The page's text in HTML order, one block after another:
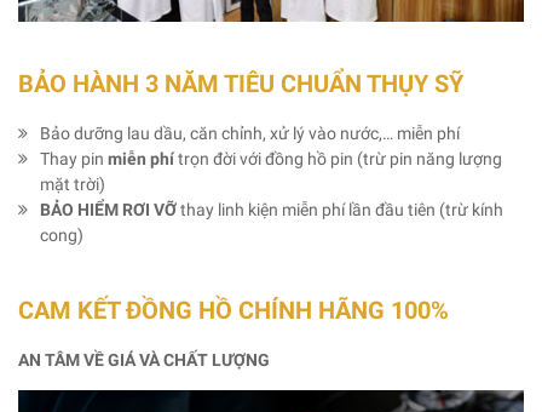
BẢO HÀNH 3 NĂM TIÊU CHUẨN THỤY SỸ
Bảo dưỡng lau dầu, căn chỉnh, xử lý vào nước,… miễn phí
Thay pin miễn phítrọn đời với đồng hồ pin (trừ pin năng lượng
mặt trời)
BẢO HIỂM RƠI VỠthay linh kiện miễn phí lần đầu tiên (trừ kính
cong)
CAM KẾT ĐỒNG HỒ CHÍNH HÃNG 100%
AN TÂM VỀ GIÁ VÀ CHẤT LƯỢNG